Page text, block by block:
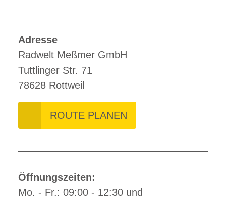
Adresse
Radwelt Meßmer GmbH
Tuttlinger Str. 71
78628 Rottweil
ROUTE PLANEN
Öffnungszeiten:
Mo. - Fr.: 09:00 - 12:30 und